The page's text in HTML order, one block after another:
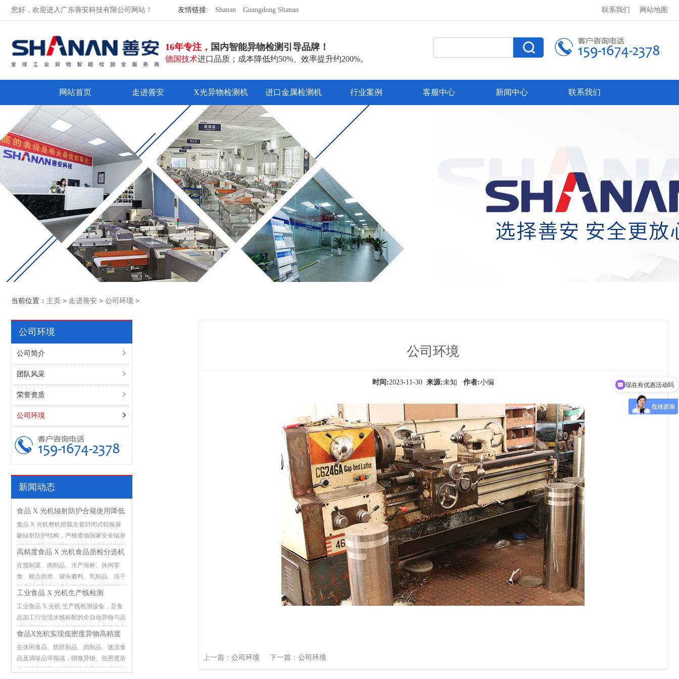
您好，欢迎进入广东善安科技有限公司网站！ 友情链接: Shanan Guangdong Shanan 联系我们 网站地图
16年专注， 国内智能异物检测引导品牌！
德国技术进口品质；成本降低约50%、效率提升约200%。
网站首页 走进善安 X光异物检测机 进口金属检测机 行业案例 客服中心 新闻中心 联系我们
当前位置： 主页 > 走进善安 > 公司环境 >
公司环境
时间:2023-11-30 来源:未知 作者:小编
上一篇： 公司环境 下一篇： 公司环境
公司环境
公司简介
团队风采
荣誉资质
公司环境
新闻动态
食品 X 光机辐射防护合规使用降低
误检漏检故障
食品 X 光机整机搭载全套封闭式铅板屏
蔽辐射防护结构，严格遵循国家安全辐射
标准合规投产使用，依托优化成像算法与
判、漏检与设备突发故障，筑牢食品流水
线异物检测安全防线。
高精度食品 X 光机食品质检分选机
在预制菜、肉制品、水产海鲜、休闲零
食、糕点烘焙、罐头酱料、乳制品、冻干
食品等规模化食品加工生产流程中，原料
混入各类外来杂质。金属碎屑、玻璃碎
渣、砂石硬块、陶瓷碎片、硬质塑料、骨
头硬块、线头杂物等异物潜藏在产品内
部，肉眼难以识别排查。一旦含异物产品
流向市场，极易引发消费者投诉索赔、产
品批量召回，企业还将面临市场监管部门
工业食品 X 光机生产线检测
工业食品 X 光机 生产线检测设备，是食
品加工行业流水线标配的全自动异物与品
质检测设备，广泛应用于各类食品量产产
用。传统人工肉眼检测、单一金属检测仪
存在明显短板，不仅检测效率低下、漏检
误检频发，还无法识别玻璃、砂石、硬质
食品X光机实现低密度异物高精度
检测
在休闲食品、烘焙制品、肉制品、速冻食
品及调味品等领域，细微异物、低密度杂
质的检出能力，直接决定产品安全底线与
现在有优惠活动吗